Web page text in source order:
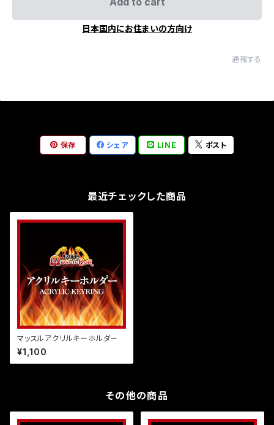
日本国内にお住まいの方向け
通報する
保存 シェア LINE ポスト
最近チェックした商品
マッスルアクリルキーホルダー
¥1,100
その他の商品